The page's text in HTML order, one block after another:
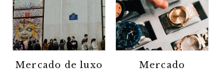
Mercado de luxo
Mercado